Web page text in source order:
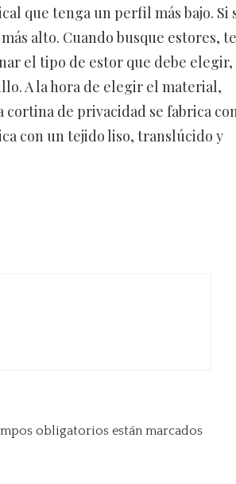
que tenga un perfil más bajo. Si
alto. Cuando busque estores,
el tipo de estor que debe elegir,
A la hora de elegir el material,
de privacidad se fabrica
con un tejido liso, translúcido y
obligatorios están marcados